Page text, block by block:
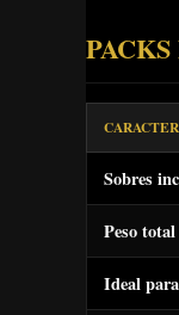
Sobres
Peso total
Ideal para